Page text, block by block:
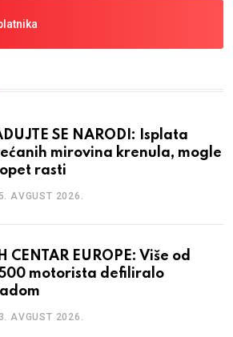
SE NARODI: Isplata
mirovina krenula, mogle
rasti
5. AVGUST 2026.
CENTAR EUROPE: Više od
motorista defiliralo
3. AVGUST 2026.